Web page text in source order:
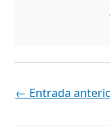
← Entrada